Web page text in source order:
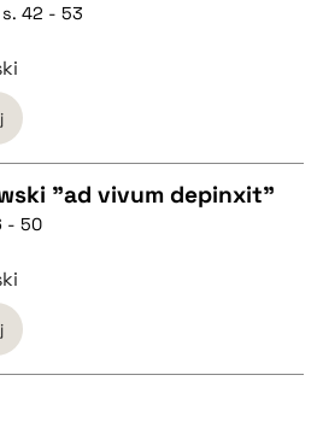
s. 42 - 53
"ad vivum depinxit"
- 50